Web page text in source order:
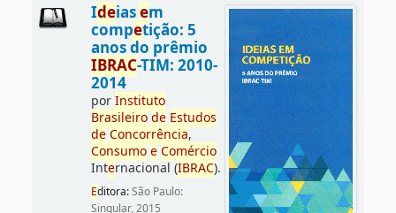
Ideiasem
competição: 5
anos do prêmio
IBRAC-TIM: 2010-
2014
porInstituto
Brasileiro de Estudos
de Concorrência,
Consumo e Comércio
Internacional (IBRAC).
Editora:São Paulo:
Singular, 2015